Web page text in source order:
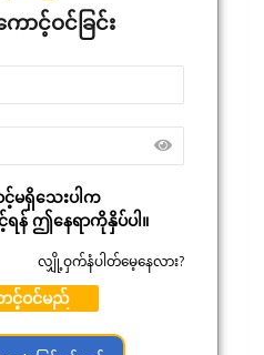
င့်ဝင်ခြင်း
မရှိသေးပါက
န် ဤနေရာကိုနှိပ်ပါ။
လျှို့ဝှက်နံပါတ်မေ့နေလား?
င့်ဝင်မည်